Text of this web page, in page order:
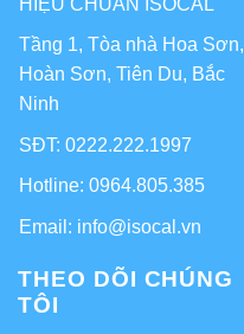
Tầng 1, Tòa nhà Hoa Sơn,
Hoàn Sơn, Tiên Du, Bắc
Ninh
SĐT: 0222.222.1997
Hotline: 0964.805.385
Email: info@isocal.vn
THEO DÕI CHÚNG
TÔI